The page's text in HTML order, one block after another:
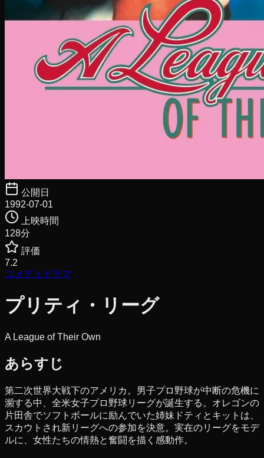
公開日
1992-07-01
上映時間
128分
評価
7.2
コメディ ドラマ
プリティ・リーグ
A League of Their Own
あらすじ
第二次世界大戦下のアメリカ。男子プロ野球が中断の危機に
瀕する中、全米女子プロ野球リーグが誕生する。オレゴンの
片田舎でソフトボールに励んでいた姉妹ドティとキットは、
スカウトされ新リーグへの参加を決意。実在のリーグをモデ
ルに、女性たちの情熱と奮闘を描く感動作。